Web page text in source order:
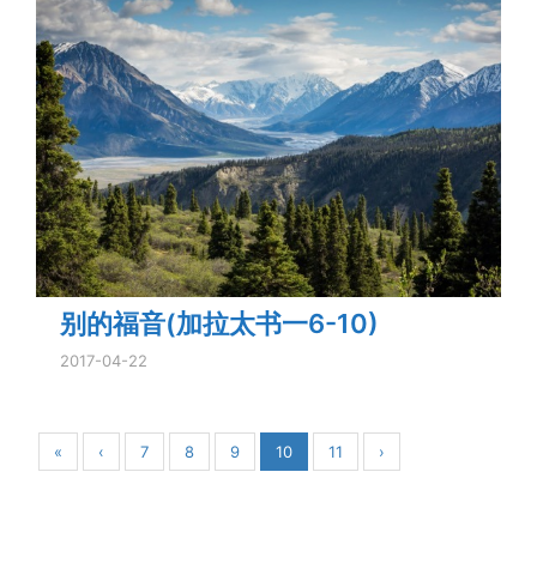
别的福音(加拉太书一6-10)
2017-04-22
« ‹ 7 8 9 10 11 ›